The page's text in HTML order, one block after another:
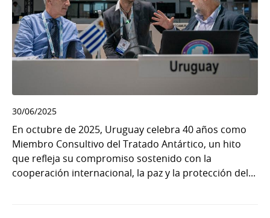
30/06/2025
En octubre de 2025, Uruguay celebra 40 años como
Miembro Consultivo del Tratado Antártico, un hito
que refleja su compromiso sostenido con la
cooperación internacional, la paz y la protección del...